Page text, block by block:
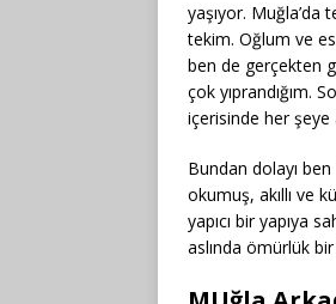
yaşıyor. Muğla’da
tekim. Oğlum ve
ben de gerçekten
çok yıprandığım.
içerisinde her şeye
Bundan dolayı
okumuş, akıllı ve
yapıcı bir yapıya
aslında ömürlük